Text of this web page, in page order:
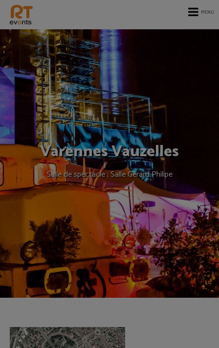
MENU
Varennes Vauzelles
Salle de spectacle ; Salle Gerard Philipe